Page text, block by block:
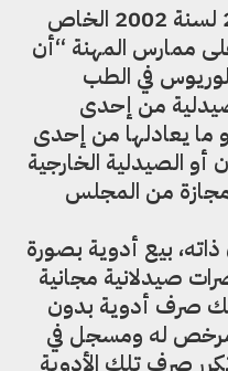
يشترط القانون اليمني رقم 26 لسنة 2002 الخاص
ممارس المهنة “أن
في الطب
من إحدى
ما يعادلها من إحدى
أو الصيدلية الخارجية
من المجلس
القانون ذاته، بيع أدوية بصورة
صيدلانية مجانية
صرف أدوية بدون
له ومسجل في
صرف تلك الأدوية